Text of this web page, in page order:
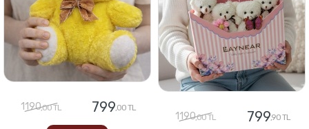
1190,00 TL 799,00 TL
1190,00 TL 799,90 TL